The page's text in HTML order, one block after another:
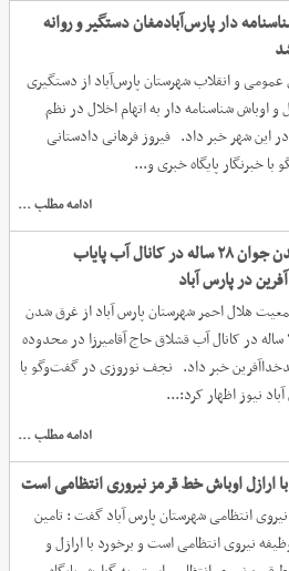
دار پارس‌آبادمغان دستگیر و روانه
عمومی و انقلاب شهرستان پارس‌آباد از دستگیری
و اوباش شناسنامه دار به اتهام اخلال در نظم
این شهر خبر داد. فیروز فرهانی دادستانی
خبرنگار پایگاه خبری و...
ادامه مطلب ...
غرق شدن جوان ۲۸ ساله در کانال آب پایاب
در پارس آباد
هلال احمر شهرستان پارس آباد از غرق شدن
جوان ۲۸ ساله در کانال آب قشلاق حاج آقامیرزا در محدوده
خبر داد. نجف نوروزی در گفت‌وگو با
نیوز اظهار کرد:...
ادامه مطلب ...
ارازل اوباش خط قرمز نیروری انتظامی است
انتظامی شهرستان پارس آباد گفت : تامین
نیروی انتظامی است و برخورد با ارازل و